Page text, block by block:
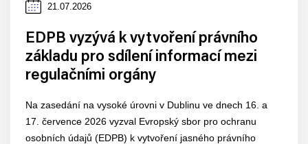
Datum
21.07.2026
EDPB vyzývá k vytvoření právního
základu pro sdílení informací mezi
regulačními orgány
Na zasedání na vysoké úrovni v Dublinu ve dnech 16. a
17. července 2026 vyzval Evropský sbor pro ochranu
osobních údajů (EDPB) k vytvoření jasného právního